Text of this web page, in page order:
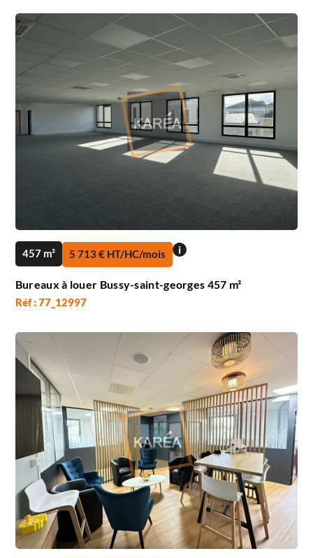
457 m² 5 713 € HT/HC/mois i
Bureaux à louer Bussy-saint-georges 457 m²
Réf : 77_12997